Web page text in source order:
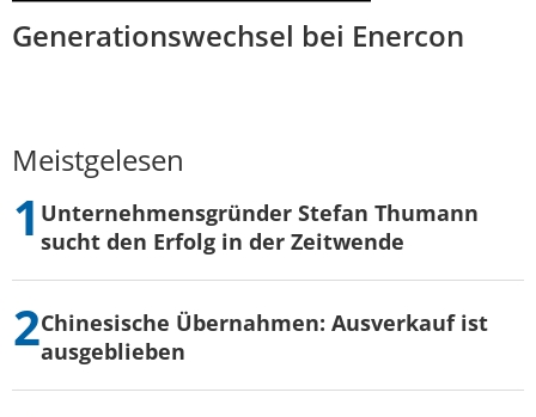
Generationswechsel bei Enercon
Meistgelesen
Unternehmensgründer Stefan Thumann
sucht den Erfolg in der Zeitwende
Chinesische Übernahmen: Ausverkauf ist
ausgeblieben